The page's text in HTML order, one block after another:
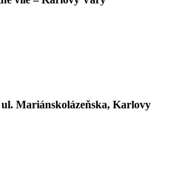
Mariánskolázeňska, Karlovy